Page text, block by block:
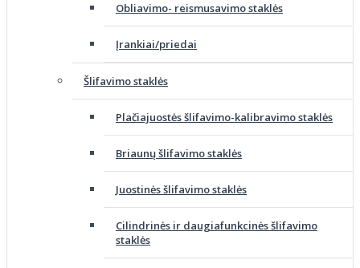
Obliavimo- reismusavimo staklės
Įrankiai/priedai
Šlifavimo staklės
Plačiajuostės šlifavimo-kalibravimo staklės
Briaunų šlifavimo staklės
Juostinės šlifavimo staklės
Cilindrinės ir daugiafunkcinės šlifavimo
staklės